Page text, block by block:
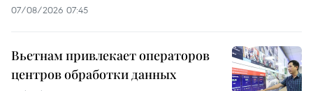
07/08/2026 07:45
Вьетнам привлекает операторов
центров обработки данных